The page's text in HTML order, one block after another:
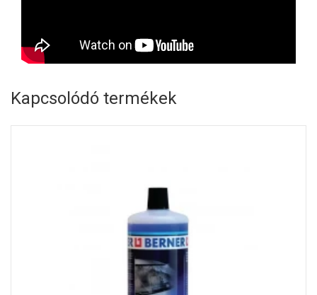
Kapcsolódó termékek